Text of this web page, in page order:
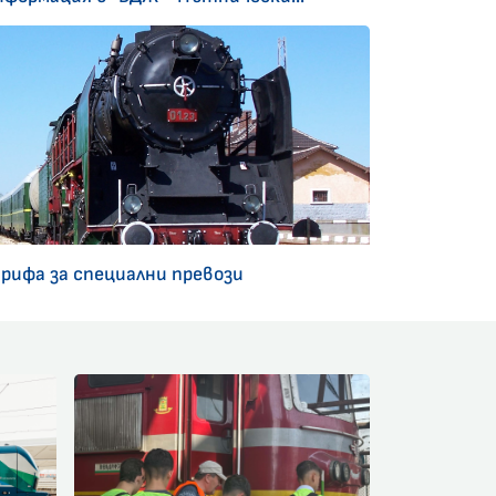
за специални превози